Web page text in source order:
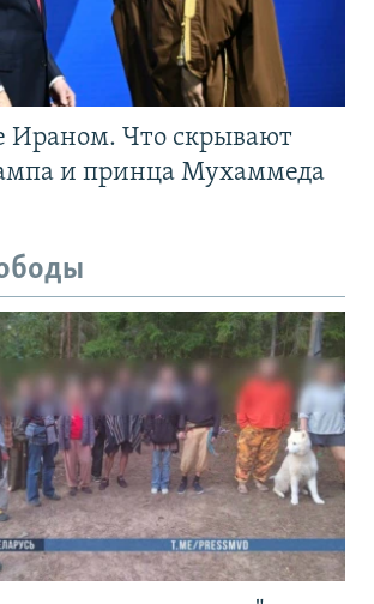
Ираном. Что скрывают
и принца Мухаммеда